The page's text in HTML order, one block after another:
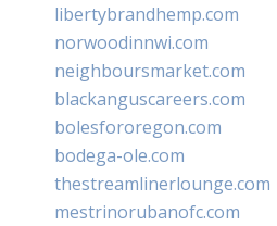
libertybrandhemp.com
norwoodinnwi.com
neighboursmarket.com
blackanguscareers.com
bolesfororegon.com
bodega-ole.com
thestreamlinerlounge.com
mestrinorubanofc.com